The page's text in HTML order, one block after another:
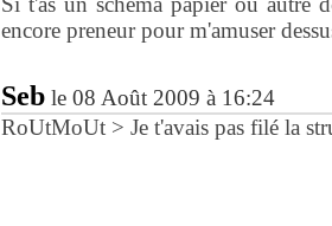
encore preneur pour m'amuser
Seble 08 Août 2009 à 16:24
RoUtMoUt > Je t'avais pas filé la